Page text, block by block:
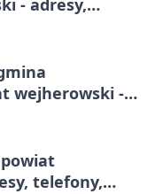
- adresy,
wejherowski -
telefony,